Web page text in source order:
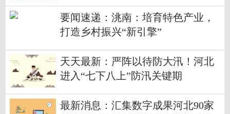
要闻速递：洮南：培育特色产业，
打造乡村振兴“新引擎”
天天最新：严阵以待防大汛！河北
进入“七下八上”防汛关键期
最新消息：汇集数字成果河北90家